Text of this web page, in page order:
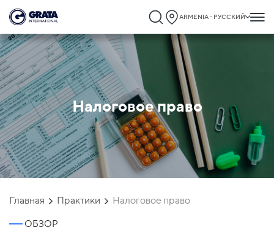
ARMENIA - РУССКИЙ
Налоговое право
`
Главная Практики Налоговое право
ОБЗОР